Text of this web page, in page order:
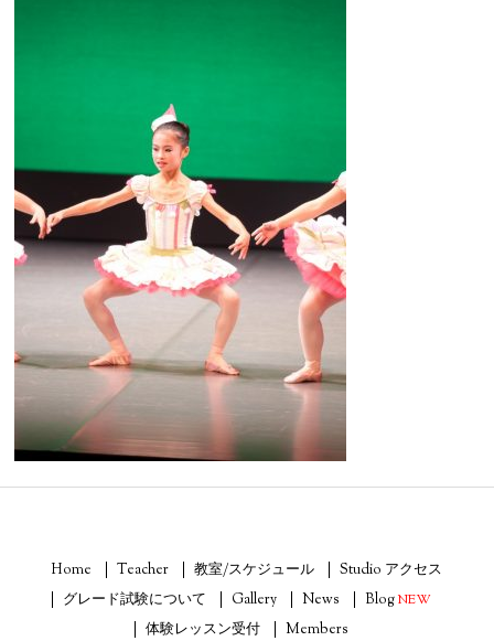
Home Teacher 教室/スケジュール
Studio アクセス
グレード試験について
Gallery News BlogNEW
体験レッスン受付
Members